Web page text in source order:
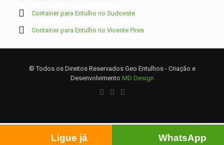
Container para Entulho no Sudoeste
Container para Entulho no Vicente Pires
© Todos os Direitos Reservados Geo Entulhos - Criação e
Desenvolvimento MD Design
Ligue já WhatsApp